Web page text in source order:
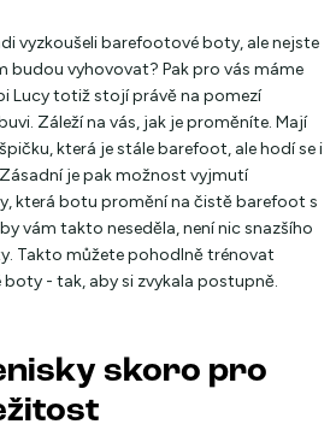
vyzkoušeli barefootové boty, ale nejste
budou vyhovovat? Pak pro vás máme
Lucy totiž stojí právě na pomezí
Záleží na vás, jak je proměníte. Mají
která je stále barefoot, ale hodí se i
je pak možnost vyjmutí
která botu promění na čistě barefoot s
vám takto neseděla, není nic snazšího
Takto můžete pohodlně trénovat
- tak, aby si zvykala postupně.
skoro pro